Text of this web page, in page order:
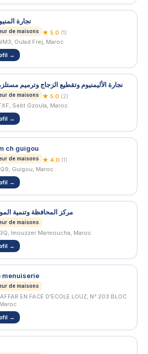
نجارة
de maisons ★ 5.0 (1)
Oulad Frej, Maroc
→
نجارة الأليمنيوم وتقطيع الزجاج وترميم
de maisons ★ 5.0 (2)
Sebt Gzoula, Maroc
→
ch guigou
de maisons ★ 4.0 (1)
Guigou, Maroc
→
مركز المحافظة وتنمية
de maisons
Imouzzer Marmoucha, Maroc
→
menuiserie
de maisons
→